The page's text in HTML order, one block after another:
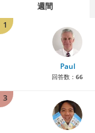
週間
1
Paul
回答数： 66
3